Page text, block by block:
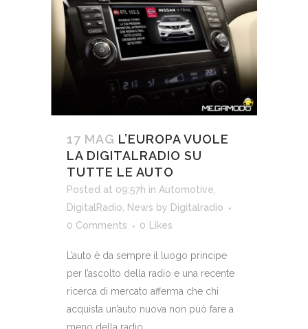
17 MAG L’EUROPA VUOLE
LA DIGITALRADIO SU
TUTTE LE AUTO
Posted at 09:57h in Automotive
DigitalRadio
News by Digitalradio
0 Comments
0 Likes
L’auto è da sempre il luogo principe
per l’ascolto della radio e una recente
ricerca di mercato afferma che chi
acquista un’auto nuova non può fare a
meno della radio....